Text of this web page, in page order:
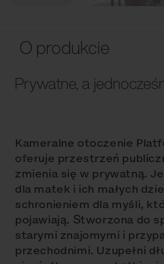
O produkcie
Prywatne, a
Kameralne otoczenie
oferuje przestrzeń
zmienia się w prywatną.
dla matek i ich małych
schronieniem dla myśli,
pojawiają. Stworzona do
starymi znajomymi i
przechodnimi. Uzupełni